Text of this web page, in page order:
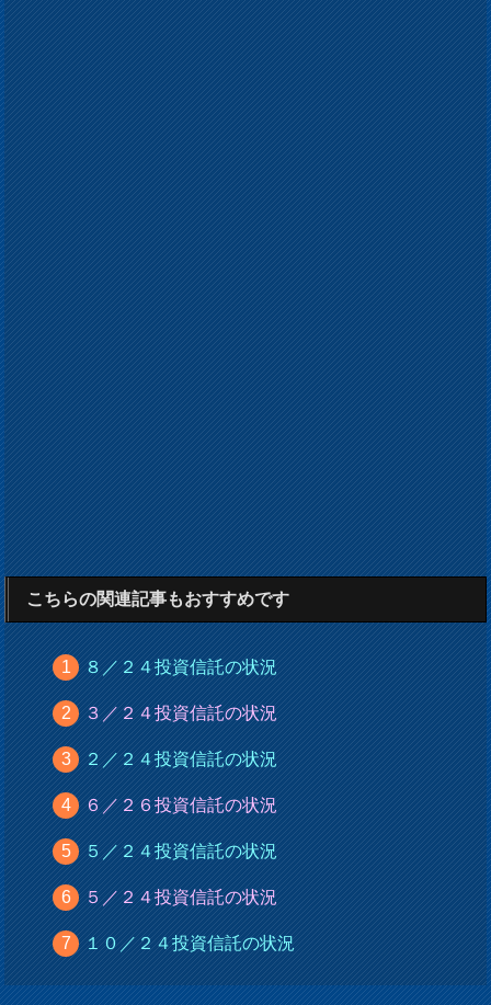
こちらの関連記事もおすすめです
８／２４投資信託の状況
３／２４投資信託の状況
２／２４投資信託の状況
６／２６投資信託の状況
５／２４投資信託の状況
５／２４投資信託の状況
１０／２４投資信託の状況